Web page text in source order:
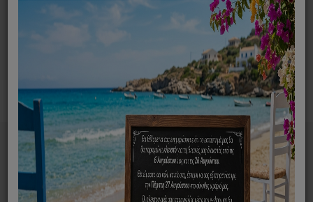
0
Ανταλλακτικά ηλεκτρικών συσκευών MENU
Home Izzy